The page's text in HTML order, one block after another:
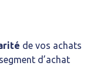
de vos achats
d’achat